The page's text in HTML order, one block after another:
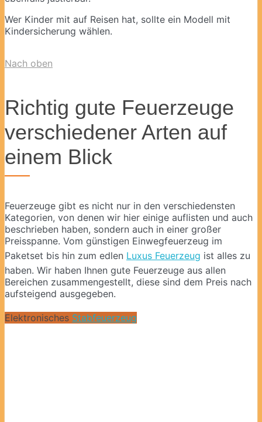
Wer Kinder mit auf Reisen hat, sollte ein Modell mit
Kindersicherung wählen.
Nach oben
Richtig gute Feuerzeuge
verschiedener Arten auf
einem Blick
Feuerzeuge gibt es nicht nur in den verschiedensten
Kategorien, von denen wir hier einige auflisten und auch
beschrieben haben, sondern auch in einer großer
Preisspanne. Vom günstigen Einwegfeuerzeug im
Paketset bis hin zum edlen Luxus Feuerzeug ist alles zu
haben. Wir haben Ihnen gute Feuerzeuge aus allen
Bereichen zusammengestellt, diese sind dem Preis nach
aufsteigend ausgegeben.
Elektronisches Stabfeuerzeug